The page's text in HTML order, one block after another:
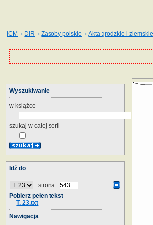
ICM › DIR ›Zasoby polskie ›Akta grodzkie i ziemskie
Wyszukiwanie
w książce
szukaj w całej serii
Idź do
strona:
Pobierz pełen tekst
T. 23.txt
Nawigacja